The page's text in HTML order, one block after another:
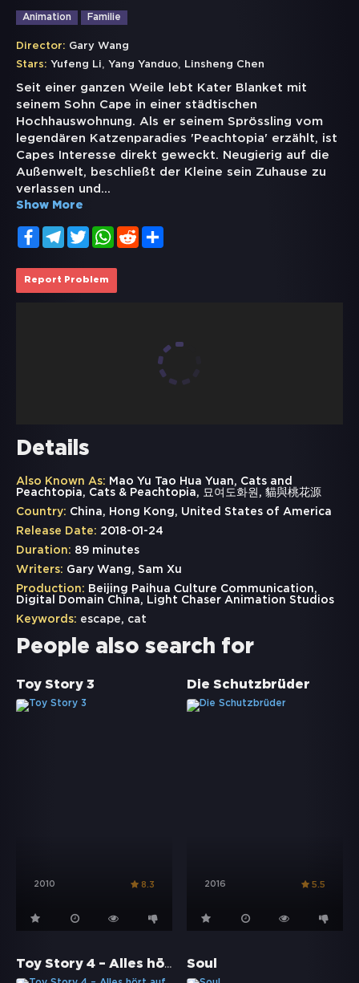
Animation Familie
Director: Gary Wang
Stars: Yufeng Li, Yang Yanduo, Linsheng Chen
Seit einer ganzen Weile lebt Kater Blanket mit
seinem Sohn Cape in einer städtischen
Hochhauswohnung. Als er seinem Sprössling vom
legendären Katzenparadies 'Peachtopia' erzählt, ist
Capes Interesse direkt geweckt. Neugierig auf die
Außenwelt, beschließt der Kleine sein Zuhause zu
verlassen und ...
Show More
FacebookTelegramTwitterWhatsApp
Reddit
Report Problem
Details
Also Known As: Mao Yu Tao Hua Yuan, Cats and
Peachtopia, Cats & Peachtopia, 묘여도화원, 貓與桃花源
Country: China, Hong Kong, United States of America
Release Date: 2018-01-24
Duration: 89 minutes
Writers: Gary Wang, Sam Xu
Production: Beijing Paihua Culture Communication,
Digital Domain China, Light Chaser Animation Studios
Keywords: escape, cat
People also search for
Toy Story 3
2010 8.3
Die Schutzbrüder
2016 5.5
Toy Story 4 – Alles hört auf kein Kommando Soul